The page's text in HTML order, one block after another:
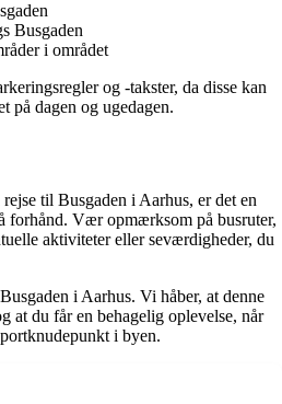
Busgaden
i området
og -takster, da disse kan
på dagen og ugedagen.
til Busgaden i Aarhus, er det en
forhånd. Vær opmærksom på busruter,
aktiviteter eller seværdigheder, du
i Aarhus. Vi håber, at denne
at du får en behagelig oplevelse, når
i byen.